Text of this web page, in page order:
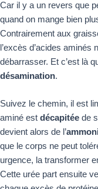
Car il y a un revers que
quand on mange bien
Contrairement aux
l’excès d’acides aminés
débarrasser. Et c’est là
désamination.
Suivez le chemin, il est
aminé est décapitée de
devient alors de l’
que le corps ne peut
urgence, la transformer
Cette urée part ensuite